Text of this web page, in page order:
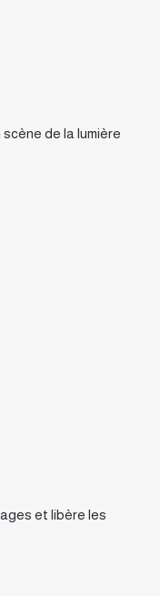
de la lumière
et libère les